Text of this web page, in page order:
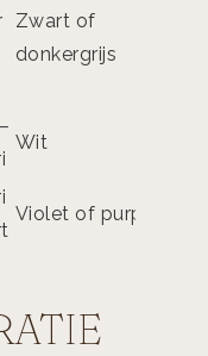
Zwart of
donkergrijs
Wit
Violet of purper